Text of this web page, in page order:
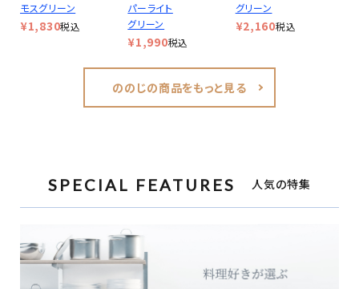
モスグリーン
¥1,830税込
パーライト
グリーン
¥1,990税込
グリーン
¥2,160税込
ののじの商品をもっと見る
SPECIAL FEATURES 人気の特集